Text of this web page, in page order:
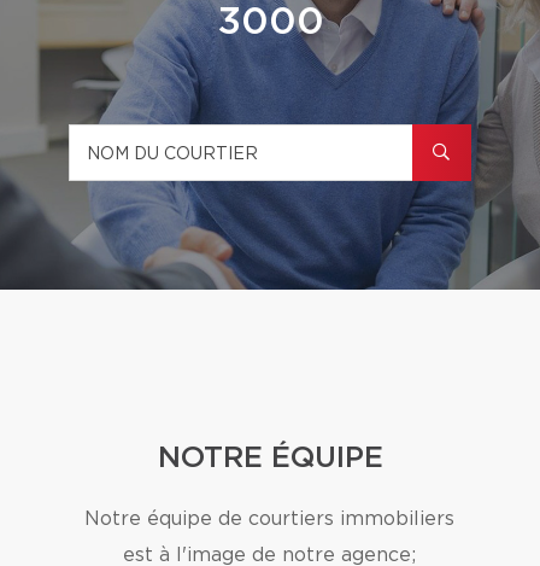
3000
NOTRE ÉQUIPE
Notre équipe de courtiers immobiliers
est à l'image de notre agence;